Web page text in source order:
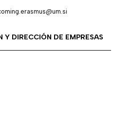
DIRECCIÓN DE EMPRESAS